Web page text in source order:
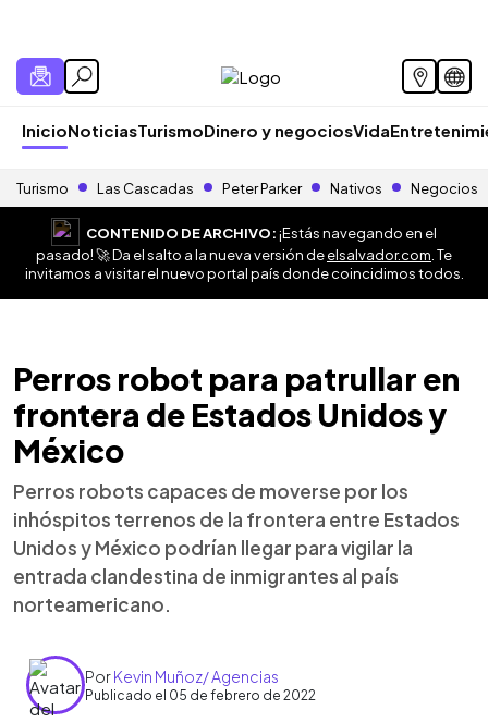
InicioNoticiasTurismoDinero y negociosVida
Turismo Las Cascadas Peter Parker Nativos Negocios
CONTENIDO DE ARCHIVO:¡Estás navegando en el
pasado! 🚀 Da el salto a la nueva versión deelsalvador.com . Te
invitamos a visitar el nuevo portal país donde coincidimos todos.
Perros robot para patrullar en
frontera de Estados Unidos y
México
Perros robots capaces de moverse por los
inhóspitos terrenos de la frontera entre Estados
Unidos y México podrían llegar para vigilar la
entrada clandestina de inmigrantes al país
norteamericano.
PorKevin Muñoz/ Agencias
Publicado el 05 de febrero de 2022